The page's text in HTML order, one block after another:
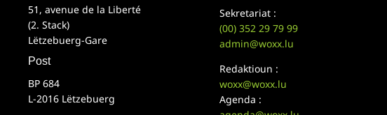
51, avenue de la Liberté
(2. Stack)
Lëtzebuerg-Gare
Post
BP 684
L-2016 Lëtzebuerg
Sekretariat :
(00)352 29 79 99
admin@woxx.lu
Redaktioun :
woxx@woxx.lu
Agenda :